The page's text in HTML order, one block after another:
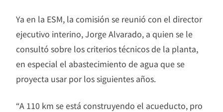
Ya en la ESM, la comisión se reunió con el director
ejecutivo interino, Jorge Alvarado, a quien se le
consultó sobre los criterios técnicos de la planta,
en especial el abastecimiento de agua que se
proyecta usar por los siguientes años.
“A 110 km se está construyendo el acueducto, pro